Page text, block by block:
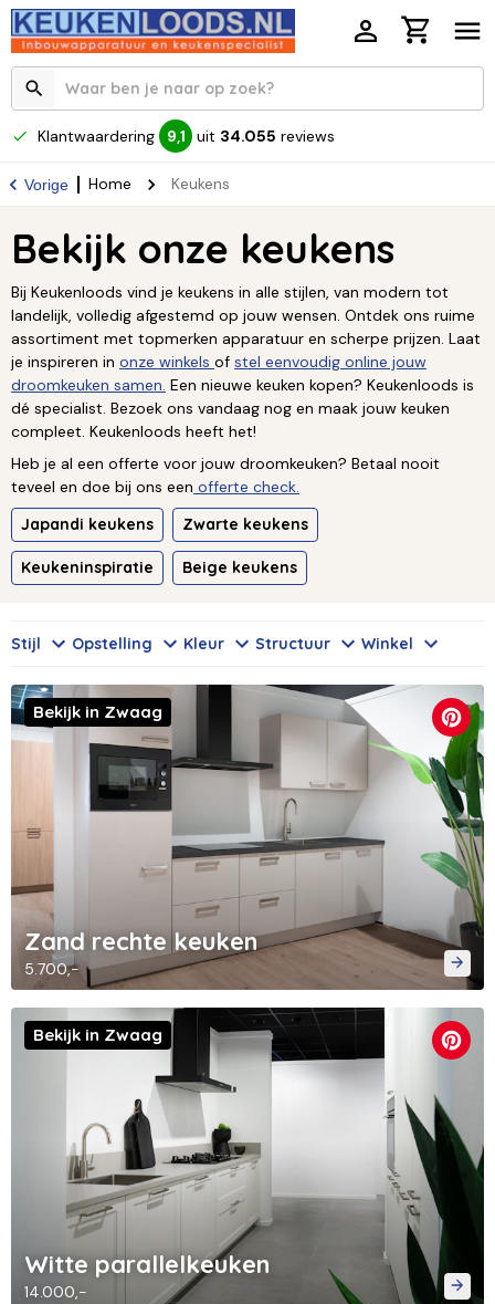
Klantwaardering 9,1 uit 34.055 reviews
Vorige Home Keukens
Bekijk onze keukens
Bij Keukenloods vind je keukens in alle stijlen, van modern tot
landelijk, volledig afgestemd op jouw wensen. Ontdek ons ruime
assortiment met topmerken apparatuur en scherpe prijzen. Laat
je inspireren in onze winkels of stel eenvoudig online jouw
droomkeuken samen. Een nieuwe keuken kopen? Keukenloods is
dé specialist. Bezoek ons vandaag nog en maak jouw keuken
compleet. Keukenloods heeft het!
Heb je al een offerte voor jouw droomkeuken? Betaal nooit
teveel en doe bij ons een offerte check.
Japandi keukens
Zwarte keukens
Keukeninspiratie Beige keukens
Stijl Opstelling Kleur Structuur Winkel
Zand rechte keuken
5.700,-
Bekijk in Zwaag
Witte parallelkeuken
14.000,-
Bekijk in Zwaag